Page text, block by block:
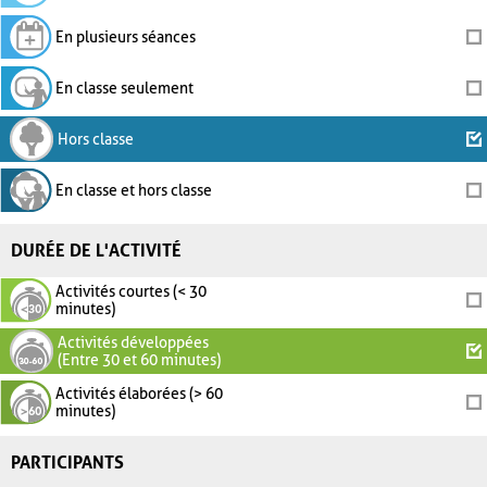
En plusieurs séances
En classe seulement
Hors classe
En classe et hors classe
DURÉE DE L'ACTIVITÉ
Activités courtes (< 30
minutes)
Activités développées
(Entre 30 et 60 minutes)
Activités élaborées (> 60
minutes)
PARTICIPANTS